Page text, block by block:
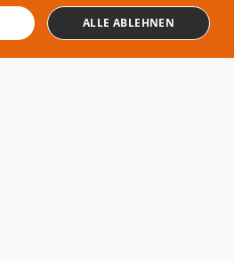
campingplatz
familie
glamping
ALLE ABLEHNEN